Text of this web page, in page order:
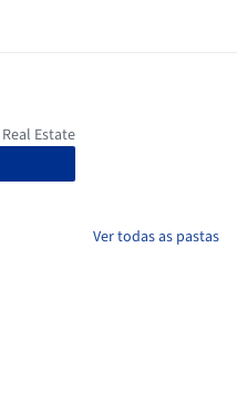
Ver todas as pastas